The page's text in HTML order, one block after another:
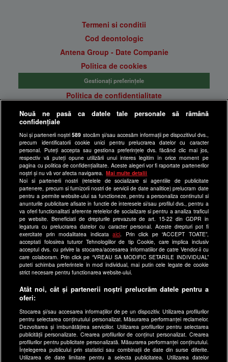
Termeni si conditii
Cod deontologic
Antena Group - Date Companie
Politica de cookies
Gestionați preferințele
Politica de confidentialitate
Anunturi gratuite pe Lajumate.ro
Program Happy Channel
Echipa editorială
Site-uri Antena Group
a1.ro
antenastars.ro
as.ro
catine.ro
chefi.ro
deparinti.ro
medicool.ro
spynews.ro
useit.ro
retetefeldefel.ro
zutv.ro
Trends AntenaPLAY
Nouă ne pasă ca datele tale personale să rămână
confidențiale
Noi și partenerii noștri589 stocăm și/sau accesăm informații pe dispozitivul dvs.,
precum identificatorii cookie unici pentru prelucrarea datelor cu caracter
personal. Puteți accepta sau gestiona preferințele dvs. făcând clic mai jos,
respectiv vă puteți opune utilizării unui interes legitim în orice moment pe
pagina cu politica de confidențialitate. Aceste alegeri vor fi raportate partenerilor
noștri și nu vă vor afecta navigarea.
Mai multe detalii
Noi si partenerii nostri (retelele de socializare si agentiile de publicitate
partenere, precum si furnizorii nostri de servicii de date analitice) prelucram date
pentru a permite website-ului sa functioneze, pentru a personaliza continutul si
anunturile publicitare afisate in functie de interesele si/sau profilul dvs., pentru a
va oferi functionalitati aferente retelelor de socializare si pentru a analiza traficul
pe website. Beneficiati de drepturile prevazute de art. 15-22 din GDPR in
legatura cu prelucrarea datelor cu caracter personal. Aceste drepturi pot fi
exercitate prin modalitatea indicataaici . Prin click pe “ACCEPT TOATE”,
acceptati folosirea tuturor Tehnologiilor de tip Cookie, care implica inclusiv
acceptul dvs. cu privire la stocarea/accesarea informatiilor de catre Vendor-ii cu
care colaboram. Prin click pe “VREAU SA MODIFIC SETARILE INDIVIDUAL”
puteti schimba preferintele in mod individual, mai putin cele legate de cookie
strict necesare pentru functionarea website-ului.
Atât noi, cât și partenerii noștri prelucrăm datele pentru a
oferi:
Stocarea și/sau accesarea informațiilor de pe un dispozitiv. Utilizarea profilurilor
pentru selectarea conținutului personalizat. Măsurarea performanței reclamelor.
Dezvoltarea și îmbunătățirea serviciilor. Utilizarea profilurilor pentru selectarea
publicității personalizate. Crearea profilurilor de conținut personalizat. Crearea
profilurilor pentru publicitate personalizată. Măsurarea performanței conținutului.
Înțelegerea publicului prin statistici sau combinații de date din surse diferite.
Utilizarea de date limitate pentru a selecta publicitatea. Utilizarea datelor